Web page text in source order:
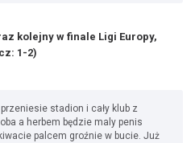
kolejny w finale Ligi Europy,
1-2)
stadion i cały klub z
a herbem będzie maly penis
palcem groźnie w bucie. Już